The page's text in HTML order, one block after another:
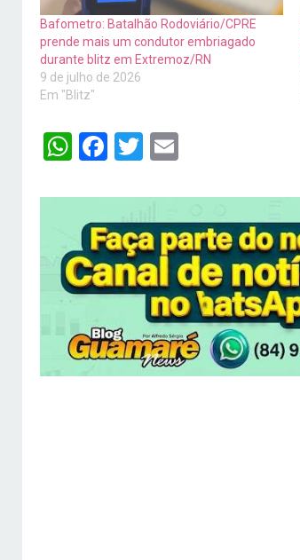
Bafometro: Batalhão Rodoviário/CPRE
prende mais um condutor embriagado
durante blitz em Extremoz/RN
9 de julho de 2026
Em "Blitz"
WhatsApp
Facebook
Twitter
Email